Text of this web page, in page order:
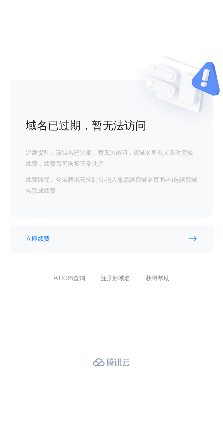
域名已过期，暂无法访问
温馨提醒：该域名已过期，暂无法访问，请域名所有人及时完成
续费，续费后可恢复正常使用
续费路径：登录腾讯云控制台-进入急需续费域名页面-勾选续费域
名完成续费
立即续费
WHOIS查询 注册新域名 获得帮助